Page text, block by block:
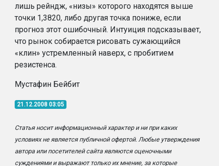
лишь рейндж, «низы» которого находятся выше
точки 1,3820, либо другая точка пониже, если
прогноз этот ошибочный. Интуиция подсказывает,
что рынок собирается рисовать сужающийся
«клин» устремленный наверх, с пробитием
резистенса.
Мустафин Бейбит
21.12.2008 03:05
Статья носит информационный характер и ни при каких
условиях не является публичной офертой. Любые утверждения
автора или посетителей сайта являются оценочными
суждениями и выражают только их мнение, за которые